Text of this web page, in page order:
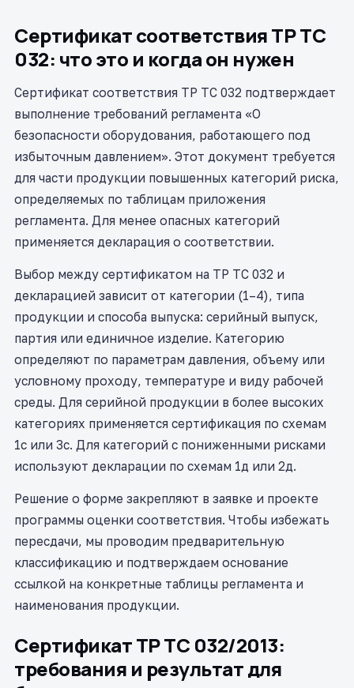
Сертификат соответствия ТР ТС
032: что это и когда он нужен
Сертификат соответствия ТР ТС 032 подтверждает
выполнение требований регламента «О
безопасности оборудования, работающего под
избыточным давлением». Этот документ требуется
для части продукции повышенных категорий риска,
определяемых по таблицам приложения
регламента. Для менее опасных категорий
применяется декларация о соответствии.
Выбор между сертификатом на ТР ТС 032 и
декларацией зависит от категории (1–4), типа
продукции и способа выпуска: серийный выпуск,
партия или единичное изделие. Категорию
определяют по параметрам давления, объему или
условному проходу, температуре и виду рабочей
среды. Для серийной продукции в более высоких
категориях применяется сертификация по схемам
1с или 3с. Для категорий с пониженными рисками
используют декларации по схемам 1д или 2д.
Решение о форме закрепляют в заявке и проекте
программы оценки соответствия. Чтобы избежать
пересдачи, мы проводим предварительную
классификацию и подтверждаем основание
ссылкой на конкретные таблицы регламента и
наименования продукции.
Сертификат ТР ТС 032/2013:
требования и результат для